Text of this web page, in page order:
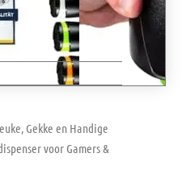
Gekke en Handige
voor Gamers &